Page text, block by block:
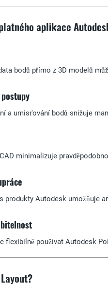
aplikace
bodů přímo z 3D modelů
a umisťování bodů snižuje
minimalizuje
produkty Autodesk umožňuje
flexibilně používat Autodesk